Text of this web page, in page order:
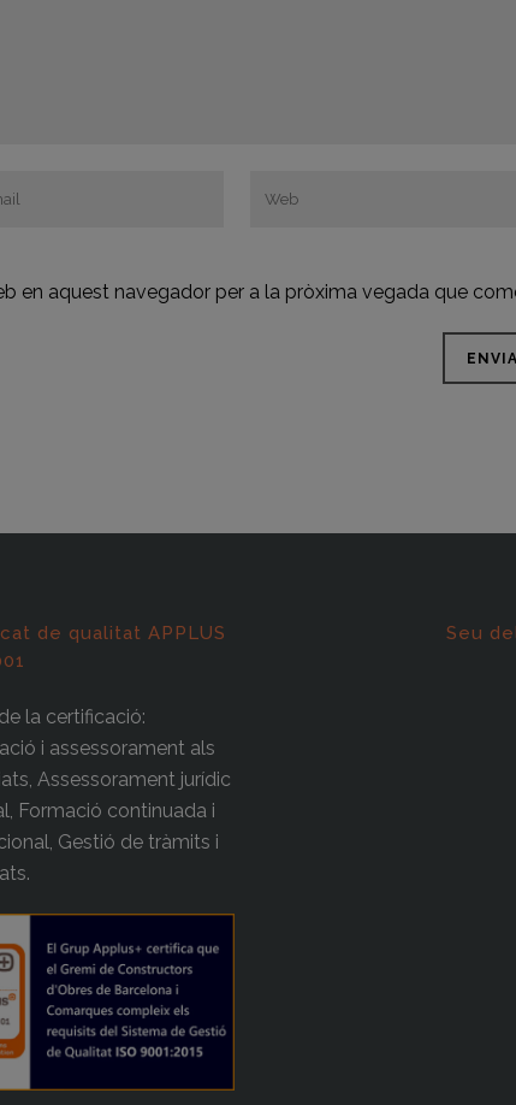
en aquest navegador per a la pròxima vegada que
de qualitat APPLUS
la certificació:
i assessorament als
Assessorament jurídic
Formació continuada i
Gestió de tràmits i
Seu